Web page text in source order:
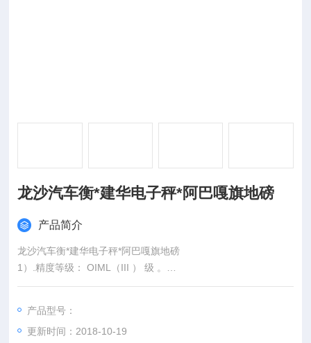
龙沙汽车衡*建华电子秤*阿巴嘎旗地磅
产品简介
龙沙汽车衡*建华电子秤*阿巴嘎旗地磅
1）.精度等级： OIML（III ） 级 。
2）.额定称量： 2t
4）.秤台宽度：? 0.8m
5）.秤台长度：? 1.2m
产品型号：
更新时间：2018-10-19